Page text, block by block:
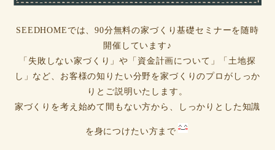
SEEDHOMEでは、90分無料の家づくり基礎セミナーを随時
開催しています♪
「失敗しない家づくり」や「資金計画について」「土地探
し」など、お客様の知りたい分野を家づくりのプロがしっか
りとご説明いたします。
家づくりを考え始めて間もない方から、しっかりとした知識
を身につけたい方まで